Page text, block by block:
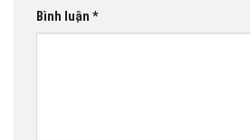
Bình luận *